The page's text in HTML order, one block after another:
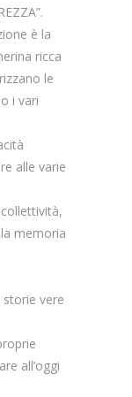
è la
ricca
le
i vari
alle varie
memoria
vere
all’oggi